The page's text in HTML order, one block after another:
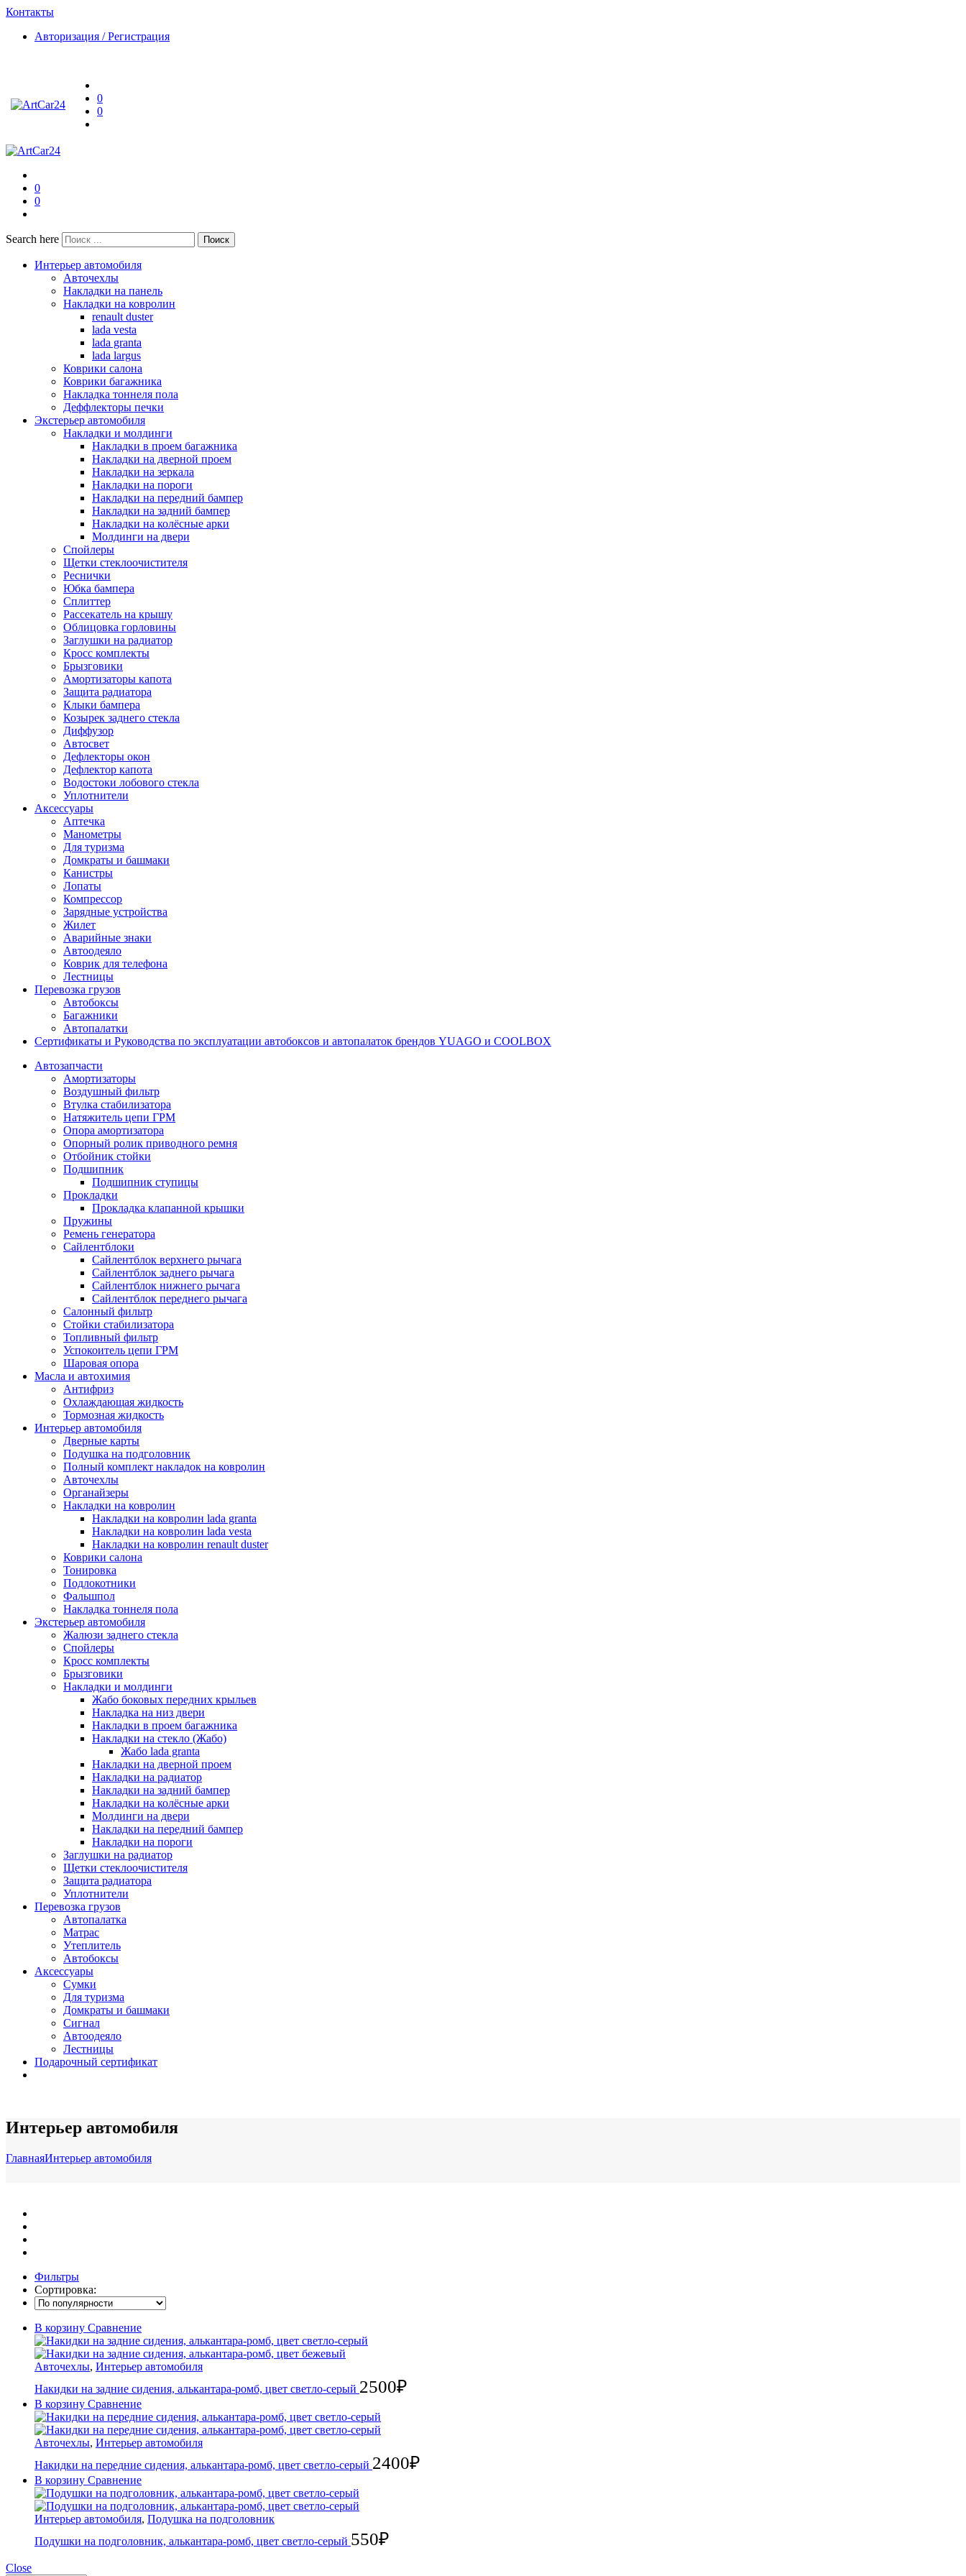
Контакты
Авторизация / Регистрация
0
0
0
0
Search here Поиск
Интерьер автомобиля
Авточехлы
Накладки на панель
Накладки на ковролин
renault duster
lada vesta
lada granta
lada largus
Коврики салона
Коврики багажника
Накладка тоннеля пола
Деффлекторы печки
Экстерьер автомобиля
Накладки и молдинги
Накладки в проем багажника
Накладки на дверной проем
Накладки на зеркала
Накладки на пороги
Накладки на передний бампер
Накладки на задний бампер
Накладки на колёсные арки
Молдинги на двери
Спойлеры
Щетки стеклоочистителя
Реснички
Юбка бампера
Сплиттер
Рассекатель на крышу
Облицовка горловины
Заглушки на радиатор
Кросс комплекты
Брызговики
Амортизаторы капота
Защита радиатора
Клыки бампера
Козырек заднего стекла
Диффузор
Автосвет
Дефлекторы окон
Дефлектор капота
Водостоки лобового стекла
Уплотнители
Аксессуары
Аптечка
Манометры
Для туризма
Домкраты и башмаки
Канистры
Лопаты
Компрессор
Зарядные устройства
Жилет
Аварийные знаки
Автоодеяло
Коврик для телефона
Лестницы
Перевозка грузов
Автобоксы
Багажники
Автопалатки
Сертификаты и Руководства по эксплуатации автобоксов и автопалаток брендов YUAGO и COOLBOX
Автозапчасти
Амортизаторы
Воздушный фильтр
Втулка стабилизатора
Натяжитель цепи ГРМ
Опора амортизатора
Опорный ролик приводного ремня
Отбойник стойки
Подшипник
Подшипник ступицы
Прокладки
Прокладка клапанной крышки
Пружины
Ремень генератора
Сайлентблоки
Сайлентблок верхнего рычага
Сайлентблок заднего рычага
Сайлентблок нижнего рычага
Сайлентблок переднего рычага
Салонный фильтр
Стойки стабилизатора
Топливный фильтр
Успокоитель цепи ГРМ
Шаровая опора
Масла и автохимия
Антифриз
Охлаждающая жидкость
Тормозная жидкость
Интерьер автомобиля
Дверные карты
Подушка на подголовник
Полный комплект накладок на ковролин
Авточехлы
Органайзеры
Накладки на ковролин
Накладки на ковролин lada granta
Накладки на ковролин lada vesta
Накладки на ковролин renault duster
Коврики салона
Тонировка
Подлокотники
Фальшпол
Накладка тоннеля пола
Экстерьер автомобиля
Жалюзи заднего стекла
Спойлеры
Кросс комплекты
Брызговики
Накладки и молдинги
Жабо боковых передних крыльев
Накладка на низ двери
Накладки в проем багажника
Накладки на стекло (Жабо)
Жабо lada granta
Накладки на дверной проем
Накладки на радиатор
Накладки на задний бампер
Накладки на колёсные арки
Молдинги на двери
Накладки на передний бампер
Накладки на пороги
Заглушки на радиатор
Щетки стеклоочистителя
Защита радиатора
Уплотнители
Перевозка грузов
Автопалатка
Матрас
Утеплитель
Автобоксы
Аксессуары
Сумки
Для туризма
Домкраты и башмаки
Сигнал
Автоодеяло
Лестницы
Подарочный сертификат
Интерьер автомобиля
ГлавнаяИнтерьер автомобиля
Фильтры
Сортировка:
В корзину Сравнение
Авточехлы, Интерьер автомобиля
Накидки на задние сидения, алькантара-ромб, цвет светло-серый 2500₽
В корзину Сравнение
Авточехлы, Интерьер автомобиля
Накидки на передние сидения, алькантара-ромб, цвет светло-серый 2400₽
В корзину Сравнение
Интерьер автомобиля, Подушка на подголовник
Подушки на подголовник, алькантара-ромб, цвет светло-серый 550₽
Close